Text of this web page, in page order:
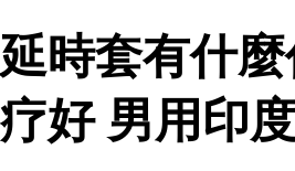
延時套有什
疗好 男用印